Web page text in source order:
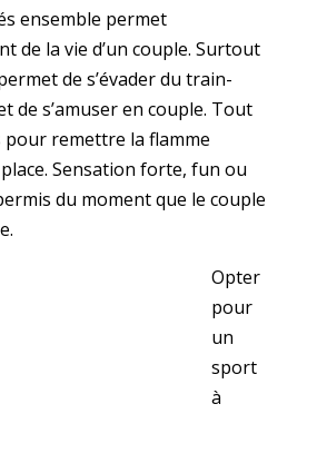
ensemble permet
de la vie d’un couple. Surtout
de s’évader du train-
de s’amuser en couple. Tout
pour remettre la flamme
Sensation forte, fun ou
du moment que le couple
Opter
pour
un
sport
à